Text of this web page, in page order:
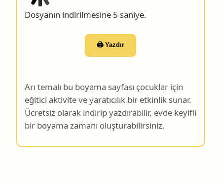
Ücretsiz olarak indirip yazdırabilir, evde keyifli
bir boyama zamanı oluşturabilirsiniz.